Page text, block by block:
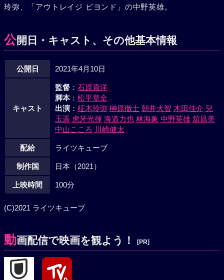
玲弥、「アウトレイジ ビヨンド」の中野英雄。
公開日・キャスト、その他基本情報
公開日 2021年4月10日
キャスト
監督： 石原貴洋
脚本： 松平章全
出演： 柾木玲弥 榊原徹士 朝井大智 木田佳介 兒
玉遥 虎牙光揮 海道力也 林海象 中野英雄 舘昌美
中山こころ 川崎健太
配給 ライツキューブ
制作国 日本（2021）
上映時間 100分
(C)2021 ライツキューブ
動画配信で映画を観よう！ [PR]